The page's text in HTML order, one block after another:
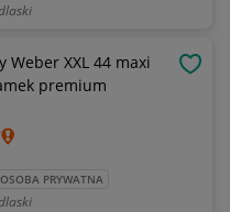
Weber XXL 44 maxi
premium
PRYWATNA